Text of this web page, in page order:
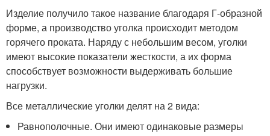
Изделие получило такое название благодаря Г-образной
форме, а производство уголка происходит методом
горячего проката. Наряду с небольшим весом, уголки
имеют высокие показатели жесткости, а их форма
способствует возможности выдерживать большие
нагрузки.
Все металлические уголки делят на 2 вида:
Равнополочные. Они имеют одинаковые размеры